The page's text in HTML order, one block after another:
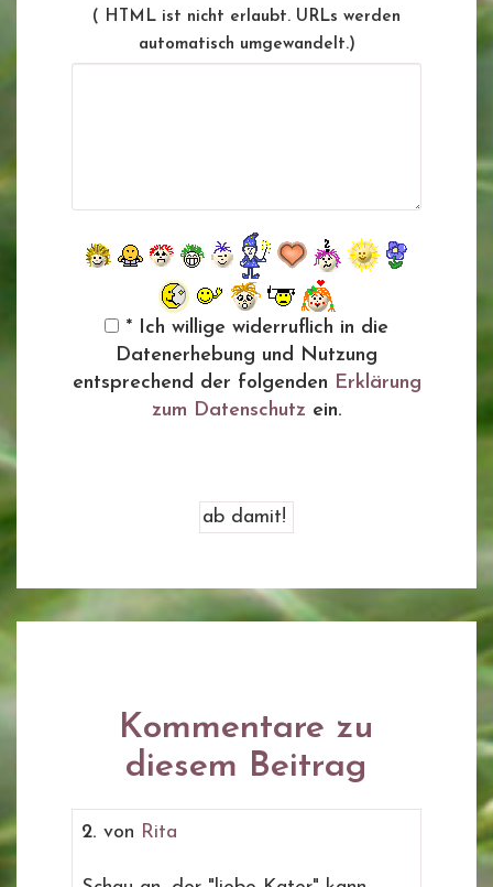
( HTML ist nicht erlaubt. URLs werden
automatisch umgewandelt.)
* Ich willige widerruflich in die
Datenerhebung und Nutzung
entsprechend der folgenden Erklärung
zum Datenschutz ein.
Kommentare zu
diesem Beitrag
2. von Rita